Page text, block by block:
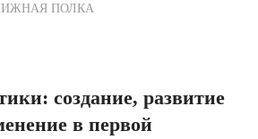
по Редакции
ПОЛКА
создание, развитие
в первой